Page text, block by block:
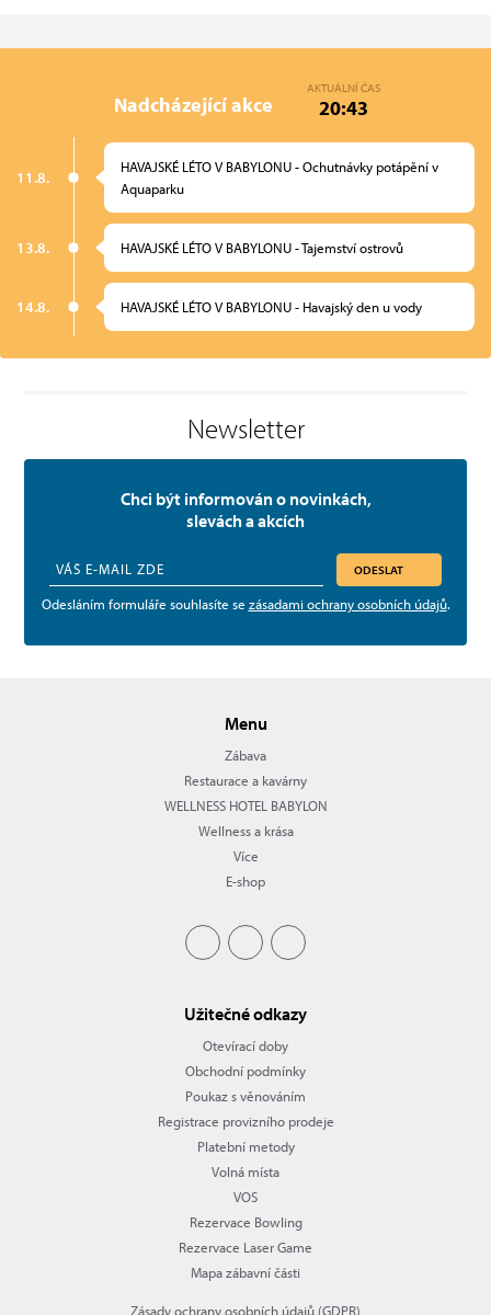
Nadcházející akce
AKTUÁLNÍ ČAS
20:43
11.8.
HAVAJSKÉ LÉTO V BABYLONU - Ochutnávky potápění v
Aquaparku
13.8. HAVAJSKÉ LÉTO V BABYLONU - Tajemství ostrovů
14.8. HAVAJSKÉ LÉTO V BABYLONU - Havajský den u vody
Newsletter
Chci být informován o novinkách,
slevách a akcích
ODESLAT
Odesláním formuláře souhlasíte se zásadami ochrany osobních údajů.
Menu
Zábava
Restaurace a kavárny
WELLNESS HOTEL BABYLON
Wellness a krása
Více
E-shop
Užitečné odkazy
Otevírací doby
Obchodní podmínky
Poukaz s věnováním
Registrace provizního prodeje
Platební metody
Volná místa
VOS
Rezervace Bowling
Rezervace Laser Game
Mapa zábavní části
Zásady ochrany osobních údajů (GDPR)